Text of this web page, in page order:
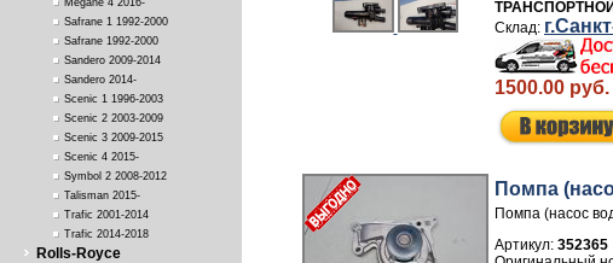
Megane 4 2016-
Safrane 1 1992-2000
Safrane 1992-2000
Sandero 2009-2014
Sandero 2014-
Scenic 1 1996-2003
Scenic 2 2003-2009
Scenic 3 2009-2015
Scenic 4 2015-
Symbol 2 2008-2012
Talisman 2015-
Trafic 2001-2014
Trafic 2014-2018
Rolls-Royce
1500.00 руб.
Помпа
Помпа (насос
Артикул: 352365